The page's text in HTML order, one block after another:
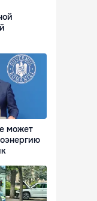
может